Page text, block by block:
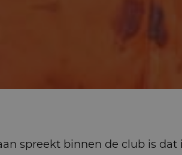
spreekt binnen de club is